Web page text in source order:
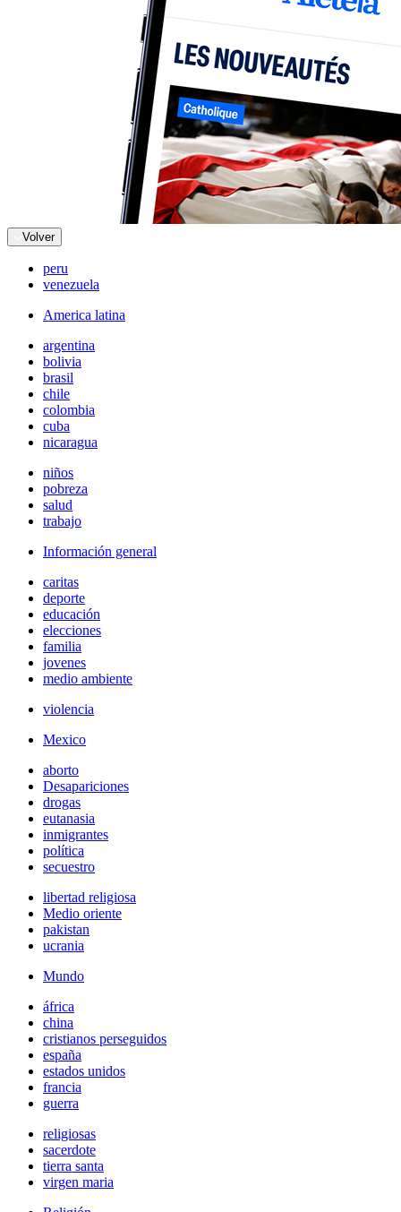
Volver
peru
venezuela
America latina
argentina
bolivia
brasil
chile
colombia
cuba
nicaragua
niños
pobreza
salud
trabajo
Información general
caritas
deporte
educación
elecciones
familia
jovenes
medio ambiente
violencia
Mexico
aborto
Desapariciones
drogas
eutanasia
inmigrantes
política
secuestro
libertad religiosa
Medio oriente
pakistan
ucrania
Mundo
áfrica
china
cristianos perseguidos
españa
estados unidos
francia
guerra
religiosas
sacerdote
tierra santa
virgen maria